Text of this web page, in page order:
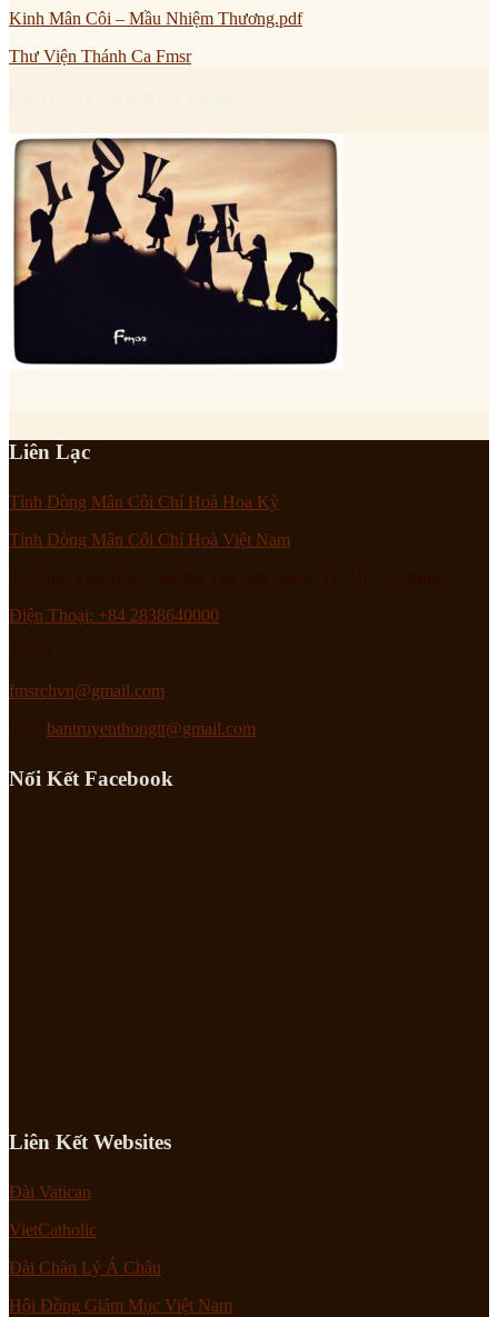
Kinh Mân Côi – Mầu Nhiệm Thương.pdf
Thư Viện Thánh Ca Fmsr
Liên Lạc
Tỉnh Dòng Mân Côi Chí Hoà Hoa Kỳ
Tỉnh Dòng Mân Côi Chí Hoà Việt Nam
Điện Thoại: +84 2838640000
fmsrchvn@gmail.com
bantruyenthongtt@gmail.com
Nối Kết Facebook
Liên Kết Websites
Đài Vatican
VietCatholic
Đài Chân Lý Á Châu
Hội Đồng Giám Mục Việt Nam